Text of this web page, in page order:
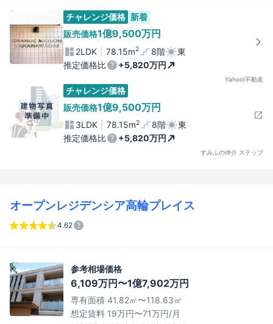
チャレンジ価格 新着
販売価格1億9,500万円
2LDK 78.15m2 8階
東
推定価格比
+5,820万円
Yahoo!不動産
チャレンジ価格
販売価格1億9,500万円
3LDK 78.15m2 8階
東
推定価格比
+5,820万円
すみふの仲介 ステップ
オープンレジデンシア高輪プレイス
4.62
参考相場価格
6,109万円〜1億7,902万円
専有面積 41.82㎡〜118.63㎡
想定賃料 19万円〜71万円/月